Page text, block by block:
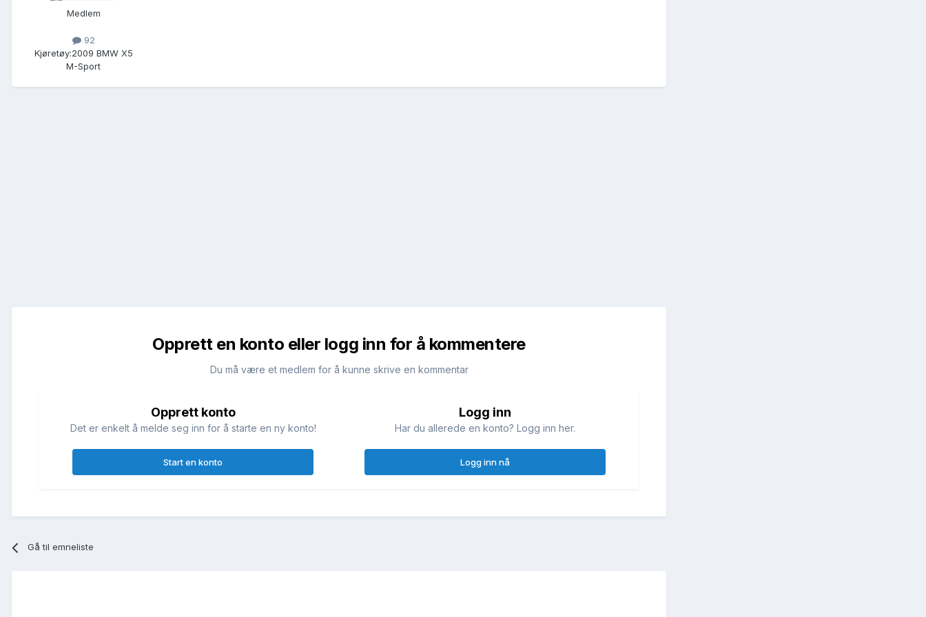
Medlem
92
Kjøretøy:2009 BMW X5
M-Sport
Opprett en konto eller logg inn for å kommentere
Du må være et medlem for å kunne skrive en kommentar
Opprett konto
Det er enkelt å melde seg inn for å starte en ny konto!
Start en konto
Logg inn
Har du allerede en konto? Logg inn her.
Logg inn nå
Gå til emneliste